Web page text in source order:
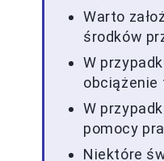
Warto
środków
W
obciążenie
W
pomocy
Niektóre